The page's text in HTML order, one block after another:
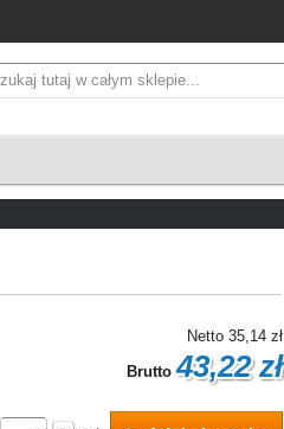
Netto 35,14 zł
Brutto 43,22 zł